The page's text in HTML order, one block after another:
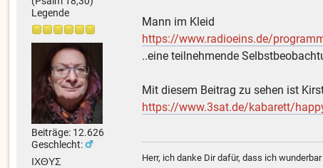
Legende
Beiträge: 12.626
Geschlecht:
ΙΧΘΥΣ
Mann im Kleid
https://www.radioeins.de/
..eine teilnehmende
Mit diesem Beitrag zu sehen ist
https://www.3sat.de/kabarett/
Herr, ich danke Dir dafür, dass ich